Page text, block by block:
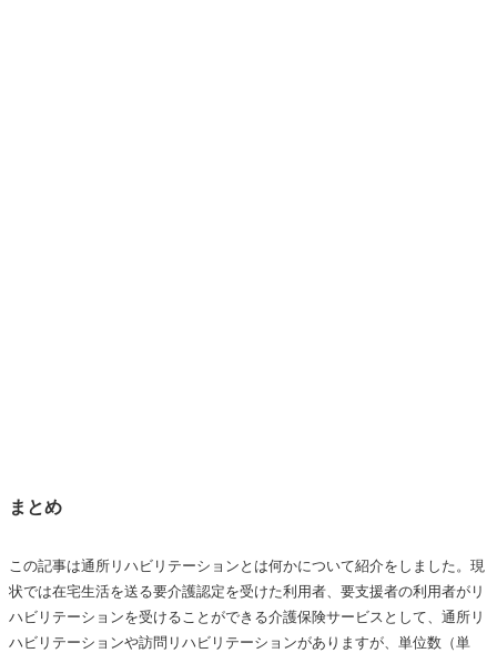
まとめ
この記事は通所リハビリテーションとは何かについて紹介をしました。現
状では在宅生活を送る要介護認定を受けた利用者、要支援者の利用者がリ
ハビリテーションを受けることができる介護保険サービスとして、通所リ
ハビリテーションや訪問リハビリテーションがありますが、単位数（単